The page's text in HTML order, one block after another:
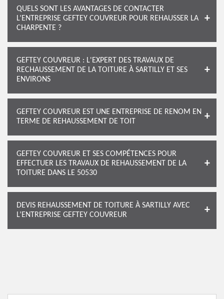
QUELS SONT LES AVANTAGES DE CONTACTER
L’ENTREPRISE GEFTEY COUVREUR POUR REHAUSSER LA
CHARPENTE ?
GEFTEY COUVREUR : L'EXPERT DES TRAVAUX DE
RECHAUSSEMENT DE LA TOITURE À SARTILLY ET SES
ENVIRONS
GEFTEY COUVREUR EST UNE ENTREPRISE DE RENOM EN
TERME DE REHAUSSEMENT DE TOIT
GEFTEY COUVREUR ET SES COMPÉTENCES POUR
EFFECTUER LES TRAVAUX DE REHAUSSEMENT DE LA
TOITURE DANS LE 50530
DEVIS REHAUSSEMENT DE TOITURE À SARTILLY AVEC
L’ENTREPRISE GEFTEY COUVREUR